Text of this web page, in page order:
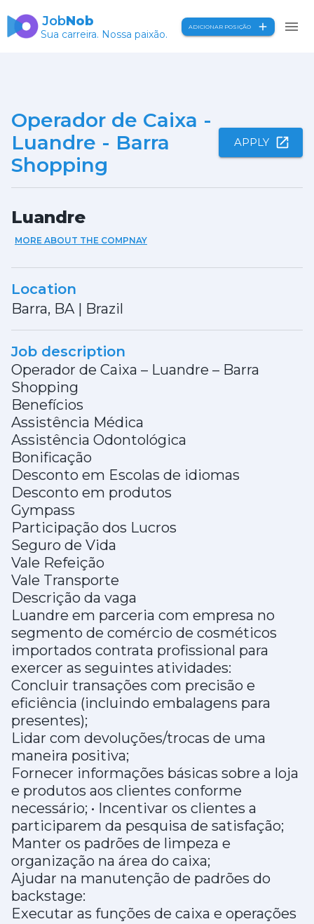
JobNob
Sua carreira. Nossa paixão.
ADICIONAR POSIÇÃO
Operador de Caixa -
Luandre - Barra
Shopping
APPLY
Luandre
MORE ABOUT THE COMPNAY
Location
Barra, BA | Brazil
Job description
Operador de Caixa – Luandre – Barra
Shopping
Benefícios
Assistência Médica
Assistência Odontológica
Bonificação
Desconto em Escolas de idiomas
Desconto em produtos
Gympass
Participação dos Lucros
Seguro de Vida
Vale Refeição
Vale Transporte
Descrição da vaga
Luandre em parceria com empresa no
segmento de comércio de cosméticos
importados contrata profissional para
exercer as seguintes atividades:
Concluir transações com precisão e
eficiência (incluindo embalagens para
presentes);
Lidar com devoluções/trocas de uma
maneira positiva;
Fornecer informações básicas sobre a loja
e produtos aos clientes conforme
necessário; • Incentivar os clientes a
participarem da pesquisa de satisfação;
Manter os padrões de limpeza e
organização na área do caixa;
Ajudar na manutenção de padrões do
backstage:
Executar as funções de caixa e operações